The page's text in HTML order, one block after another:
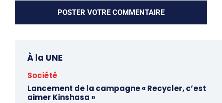
À la UNE
Société
Lancement de la campagne « Recycler, c’est
aimer Kinshasa »